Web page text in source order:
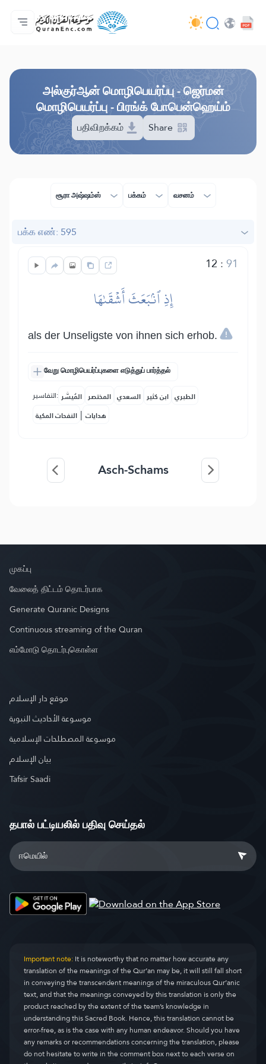
முகப்பு
மொழிபெயர்ப்பு அட்டவணை
Audio
வடிவமைப்போரின் பணிகள் - API
வேலைத் திட்டம் தொடர்பாக
எம்மோடு தொடர்புகொள்ள
மொழி
அல்குர்ஆன் மொழிபெயர்ப்பு - ஜெர்மன்
மொழிபெயர்ப்பு - பிரங்க் போபென்ஹெய்ம்
பதிவிறக்கம் Share
சூரா அஷ்ஷம்ஸ் பக்கம் வசனம்
பக்க எண்: 595
12 :91
إِذِ ٱنۢبَعَثَ أَشۡقَىٰهَا
als der Unseligste von ihnen sich erhob.
வேறு மொழிபெயர்ப்புகளை எடுத்துப் பார்த்தல்
التفاسير: المُيسَّر المختصر السعدي ابن كثير الطبري
النفحات المكية | هدايات
Asch-Schams
முகப்பு
வேலைத் திட்டம் தொடர்பாக
Generate Quranic Designs
Continuous streaming of the Quran
எம்மோடு தொடர்புகொள்ள
موقع دار الإسلام
موسوعة الأحاديث النبوية
موسوعة المصطلحات الإسلامية
بيان الإسلام
Tafsir Saadi
தபால் பட்டியலில் பதிவு செய்தல்
Important note:It is noteworthy that no matter how accurate any
translation of the meanings of the Qur’an may be, it will still fall short
in conveying the transcendent meanings of the miraculous Qur’anic
text, and that the meanings conveyed by this translation is only the
product reached by the extent of the team’s knowledge in
understanding this Sacred Book. Hence, this translation cannot be
error-free, as is the case with any human endeavor. Should you have
any remarks or recommendations concerning the translation, please
do not hesitate to write in the comment box next to each verse on